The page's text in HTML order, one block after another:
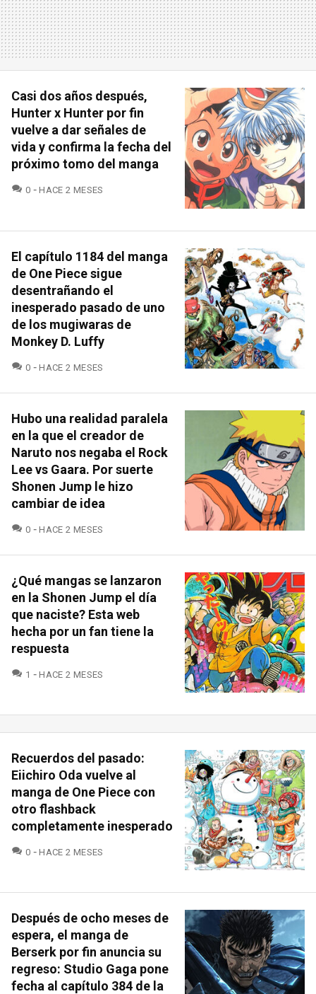
Casi dos años después,
Hunter x Hunter por fin
vuelve a dar señales de
vida y confirma la fecha del
próximo tomo del manga
0 COMENTARIOS
HACE 2 MESES
El capítulo 1184 del manga
de One Piece sigue
desentrañando el
inesperado pasado de uno
de los mugiwaras de
Monkey D. Luffy
0 COMENTARIOS
HACE 2 MESES
Hubo una realidad paralela
en la que el creador de
Naruto nos negaba el Rock
Lee vs Gaara. Por suerte
Shonen Jump le hizo
cambiar de idea
0 COMENTARIOS
HACE 2 MESES
¿Qué mangas se lanzaron
en la Shonen Jump el día
que naciste? Esta web
hecha por un fan tiene la
respuesta
1 COMENTARIOS
HACE 2 MESES
Recuerdos del pasado:
Eiichiro Oda vuelve al
manga de One Piece con
otro flashback
completamente inesperado
0 COMENTARIOS
HACE 2 MESES
Después de ocho meses de
espera, el manga de
Berserk por fin anuncia su
regreso: Studio Gaga pone
fecha al capítulo 384 de la